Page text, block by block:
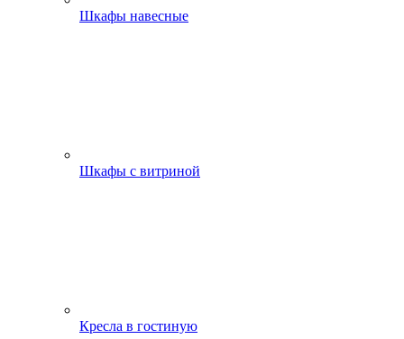
Шкафы навесные
Шкафы с витриной
Кресла в гостиную